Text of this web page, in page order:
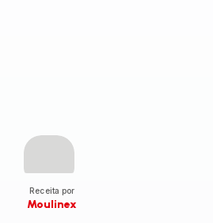
Receita por
Moulinex